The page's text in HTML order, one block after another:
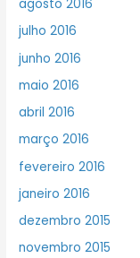
agosto 2016
julho 2016
junho 2016
maio 2016
abril 2016
março 2016
fevereiro 2016
janeiro 2016
dezembro 2015
novembro 2015